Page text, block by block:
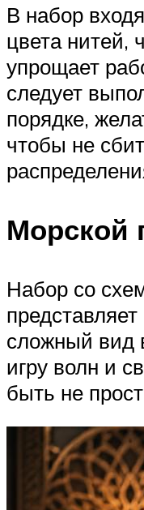
В набор
цвета нитей,
упрощает
следует
порядке,
чтобы не
Морской
Набор со
сложный вид
игру волн и
быть не